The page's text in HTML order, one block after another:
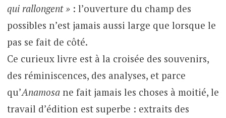
qui rallongent »: l’ouverture du champ des
possibles n’est jamais aussi large que lorsque le
pas se fait de côté.
Ce curieux livre est à la croisée des souvenirs,
des réminiscences, des analyses, et parce
qu’Anamosane fait jamais les choses à moitié, le
travail d’édition est superbe : extraits des